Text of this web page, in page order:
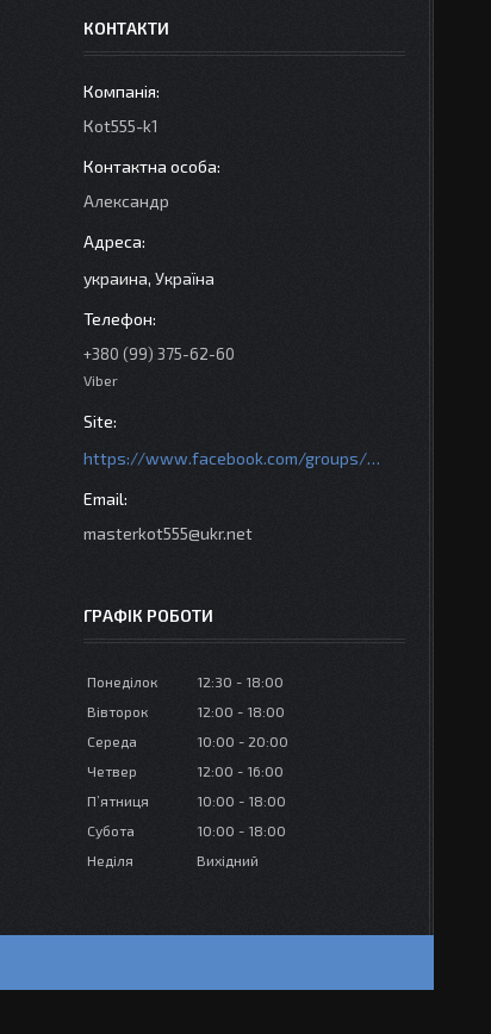
КОНТАКТИ
Кot555-k1
Александр
украина, Україна
+380 (99) 375-62-60
Viber
https://www.facebook.com/groups/httpsmotoshara.net
masterkot555@ukr.net
ГРАФІК РОБОТИ
Понеділок 12:30
18:00
Вівторок
12:00
18:00
Середа
10:00
20:00
Четвер
12:00
16:00
Пʼятниця
10:00
18:00
Субота
10:00
18:00
Неділя
Вихідний